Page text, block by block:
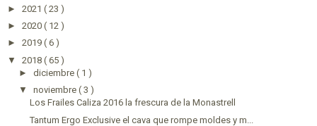
► 2021 ( 23 )
► 2020 ( 12 )
► 2019 ( 6 )
▼ 2018 ( 65 )
► diciembre ( 1 )
▼ noviembre ( 3 )
Los Frailes Caliza 2016 la frescura de la Monastrell
Tantum Ergo Exclusive el cava que rompe moldes y m...